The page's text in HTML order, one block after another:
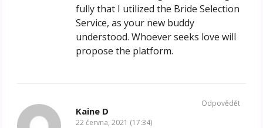
fully that I utilized the Bride Selection
Service, as your new buddy
understood. Whoever seeks love will
propose the platform.
Kaine D
22 června, 2021 (17:34)
Odpovědět